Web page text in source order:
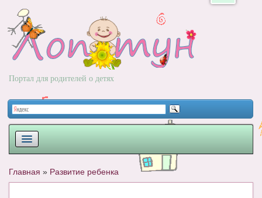
Портал для родителей о детях
Главная » Развитие ребенка